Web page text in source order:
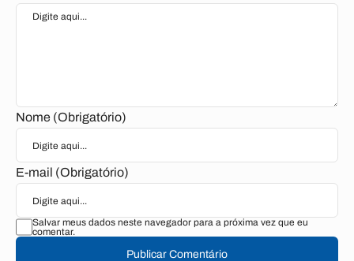
Nome (Obrigatório)
E-mail (Obrigatório)
Salvar meus dados neste navegador para a próxima vez que eu
comentar.
Publicar Comentário